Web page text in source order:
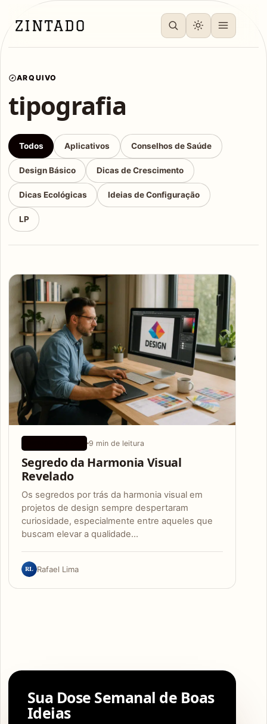
ARQUIVO
tipografia
Todos Aplicativos Conselhos de Saúde
Design Básico Dicas de Crescimento
Dicas Ecológicas Ideias de Configuração
LP
Articles
9 min de leitura
Segredo da Harmonia Visual
Revelado
Os segredos por trás da harmonia visual em
projetos de design sempre despertaram
curiosidade, especialmente entre aqueles que
buscam elevar a qualidade…
RL Rafael Lima
Sua Dose Semanal de Boas
Ideias